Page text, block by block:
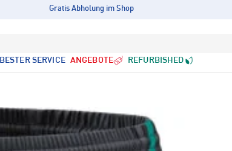
Gratis Abholung im Shop
BESTER SERVICE ANGEBOTE REFURBISHED